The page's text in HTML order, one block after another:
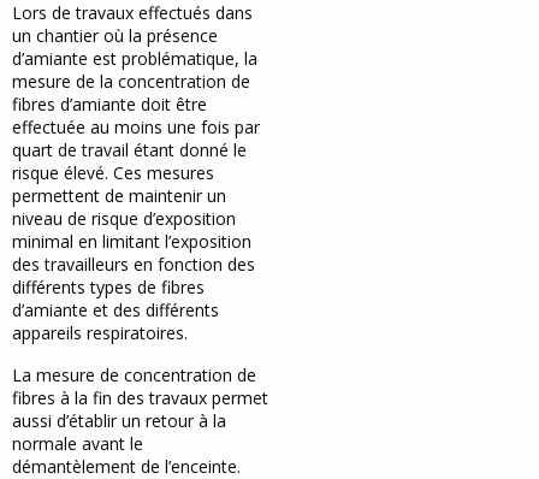
Lors de travaux effectués dans
un chantier où la présence
d’amiante est problématique, la
mesure de la concentration de
fibres d’amiante doit être
effectuée au moins une fois par
quart de travail étant donné le
risque élevé. Ces mesures
permettent de maintenir un
niveau de risque d’exposition
minimal en limitant l’exposition
des travailleurs en fonction des
différents types de fibres
d’amiante et des différents
appareils respiratoires.
La mesure de concentration de
fibres à la fin des travaux permet
aussi d’établir un retour à la
normale avant le
démantèlement de l’enceinte.